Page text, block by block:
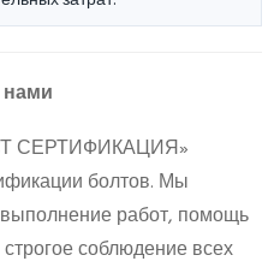
СЕРТИФИКАЦИЯ»
болтов. Мы
работ, помощь
соблюдение всех